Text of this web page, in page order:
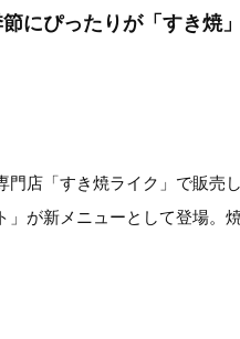
にぴったりが「すき焼
店「すき焼ライク」で販
が新メニューとして登場。